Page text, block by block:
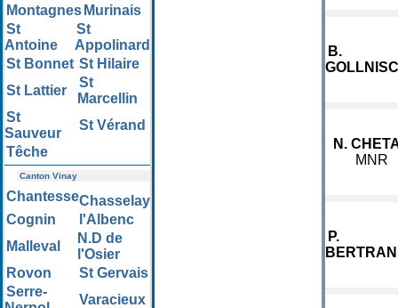
Montagnes Murinais
St
Antoine
St
Appolinard
St Bonnet St Hilaire
St Lattier
St
Marcellin
St
Sauveur
St Vérand
Têche
Canton Vinay
ChantesseChasselay
Cognin
l'Albenc
Malleval
N.D de
l'Osier
Rovon
St Gervais
Serre-
Varacieux
B.
N.
MNR
P.